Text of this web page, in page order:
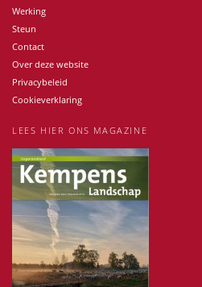
Werking
Steun
Contact
Over deze website
Privacybeleid
Cookieverklaring
LEES HIER ONS MAGAZINE